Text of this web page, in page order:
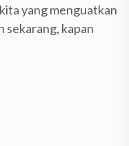
yang menguatkan
sekarang, kapan